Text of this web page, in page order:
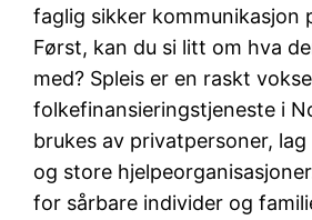
faglig sikker kommunikasjon
Først, kan du si litt om hva
med? Spleis er en raskt
folkefinansieringstjeneste i
brukes av privatpersoner,
og store
for sårbare individer og